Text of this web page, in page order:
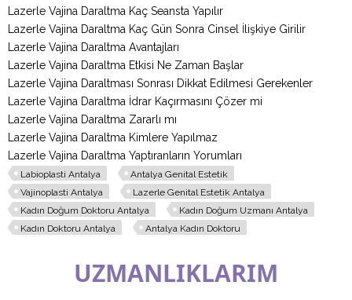
Lazerle Vajina Daraltma Kaç Seansta Yapılır
Lazerle Vajina Daraltma Kaç Gün Sonra Cinsel İlişkiye Girilir
Lazerle Vajina Daraltma Avantajları
Lazerle Vajina Daraltma Etkisi Ne Zaman Başlar
Lazerle Vajina Daraltması Sonrası Dikkat Edilmesi Gerekenler
Lazerle Vajina Daraltma İdrar Kaçırmasını Çözer mi
Lazerle Vajina Daraltma Zararlı mı
Lazerle Vajina Daraltma Kimlere Yapılmaz
Lazerle Vajina Daraltma Yaptıranların Yorumları
Labioplasti Antalya
Antalya Genital Estetik
Vajinoplasti Antalya
Lazerle Genital Estetik Antalya
Kadın Doğum Doktoru Antalya
Kadın Doğum Uzmanı Antalya
Kadın Doktoru Antalya
Antalya Kadın Doktoru
UZMANLIKLARIM